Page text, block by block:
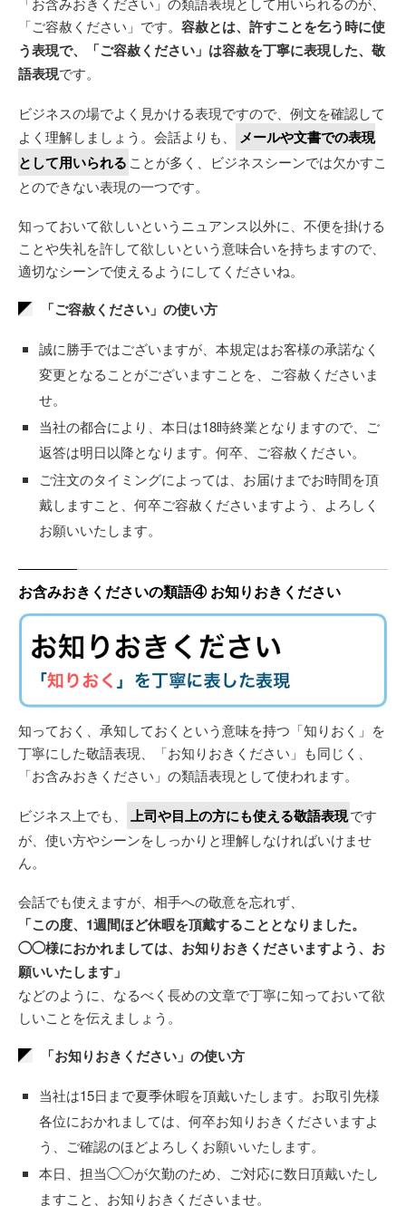
「ご容赦ください」です。 容赦とは、許すことを乞う時に使
う表現で、「ご容赦ください」は容赦を丁寧に表現した、敬
語表現です。
ビジネスの場でよく見かける表現ですので、例文を確認して
よく理解しましょう。会話よりも、
メールや文書での表現
として用いられる ことが多く、ビジネスシーンでは欠かすこ
とのできない表現の一つです。
知っておいて欲しいというニュアンス以外に、不便を掛ける
ことや失礼を許して欲しいという意味合いを持ちますので、
適切なシーンで使えるようにしてくださいね。
「ご容赦ください」の使い方
誠に勝手ではございますが、本規定はお客様の承諾なく
変更となることがございますことを、ご容赦くださいま
せ。
当社の都合により、本日は18時終業となりますので、ご
返答は明日以降となります。何卒、ご容赦ください。
ご注文のタイミングによっては、お届けまでお時間を頂
戴しますこと、何卒ご容赦くださいますよう、よろしく
お願いいたします。
お含みおきくださいの類語④ お知りおきください
知っておく、承知しておくという意味を持つ「知りおく」を
丁寧にした敬語表現、「お知りおきください」も同じく、
「お含みおきください」の類語表現として使われます。
ビジネス上でも、 上司や目上の方にも使える敬語表現です
が、使い方やシーンをしっかりと理解しなければいけませ
ん。
会話でも使えますが、相手への敬意を忘れず、
「この度、1週間ほど休暇を頂戴することとなりました。
◯◯様におかれましては、お知りおきくださいますよう、お
願いいたします」
などのように、なるべく長めの文章で丁寧に知っておいて欲
しいことを伝えましょう。
「お知りおきください」の使い方
当社は15日まで夏季休暇を頂戴いたします。お取引先様
各位におかれましては、何卒お知りおきくださいますよ
う、ご確認のほどよろしくお願いいたします。
本日、担当◯◯が欠勤のため、ご対応に数日頂戴いたし
ますこと、お知りおきくださいませ。